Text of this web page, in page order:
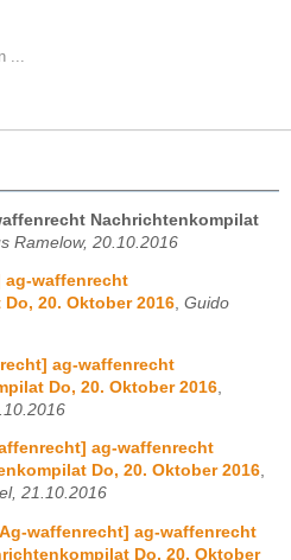
...
Nachrichtenkompilat
Ramelow, 20.10.2016
ag-waffenrecht
20. Oktober 2016, Guido
ag-waffenrecht
Do, 20. Oktober 2016
ag-waffenrecht
Do, 20. Oktober 2016,
21.10.2016
waffenrecht] ag-waffenrecht
Do, 20. Oktober